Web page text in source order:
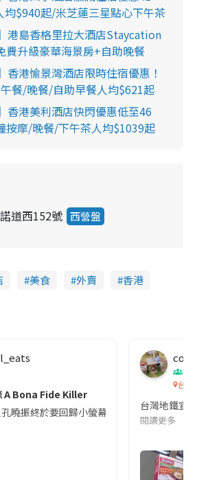
均$940起/米芝蓮三星點心下午茶
港島香格里拉大酒店Staycation
費升級豪華海景房+自助晚餐
香港愉景灣酒店限時住宿優惠！
餐/晚餐/自助早餐人均$621起
香港美利酒店快閃優惠低至46
按摩/晚餐/下午茶人均$1039起
道西152號 西營盤
美食 外賣 香港
A Bona Fide Killer
曉振終於要回歸小螢幕啦!這次的劇本改編
co
吹
台灣
台灣地鐵宣
閱讀更多